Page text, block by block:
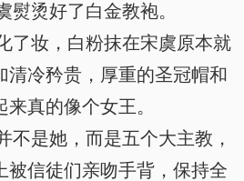
烫好了白金教袍。
妆，白粉抹在宋虞原本就
清冷矜贵，厚重的圣冠帽和
真的像个女王。
是她，而是五个大主教，
被信徒们亲吻手背，保持全